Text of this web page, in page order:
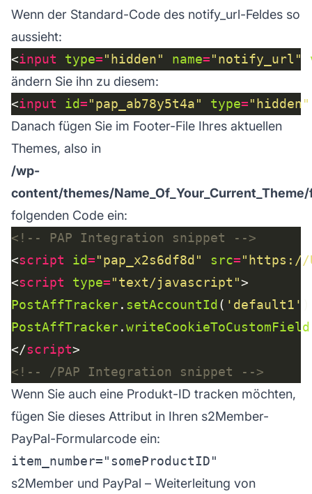
Wenn der Standard-Code des notify_url-Feldes so
aussieht:
<input type="hidden" name="notify_url"
ändern Sie ihn zu diesem:
<input id="pap_ab78y5t4a" type="hidden"
Danach fügen Sie im Footer-File Ihres aktuellen
Themes, also in
/wp-
content/themes/
folgenden Code ein:
<!-- PAP Integration snippet -->
<script id="pap_x2s6df8d" src="https://
<script type="text/javascript"
PostAffTracker. setAccountId( 'default1'
PostAffTracker.writeCookieToCustomField
</script
<!-- /PAP Integration snippet -->
Wenn Sie auch eine Produkt-ID tracken möchten,
fügen Sie dieses Attribut in Ihren s2Member-
PayPal-Formularcode ein:
s2Member und PayPal – Weiterleitung von